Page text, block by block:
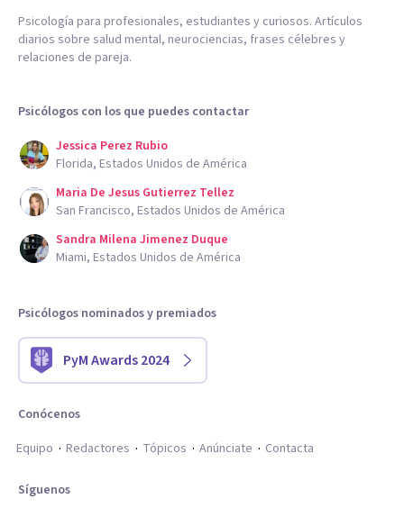
Psicología para profesionales, estudiantes y curiosos. Artículos
diarios sobre salud mental, neurociencias, frases célebres y
relaciones de pareja.
Psicólogos con los que puedes contactar
Jessica Perez Rubio
Florida, Estados Unidos de América
Maria De Jesus Gutierrez Tellez
San Francisco, Estados Unidos de América
Sandra Milena Jimenez Duque
Miami, Estados Unidos de América
Psicólogos nominados y premiados
PyM Awards 2024
Conócenos
Equipo
Redactores Tópicos Anúnciate Contacta
Síguenos